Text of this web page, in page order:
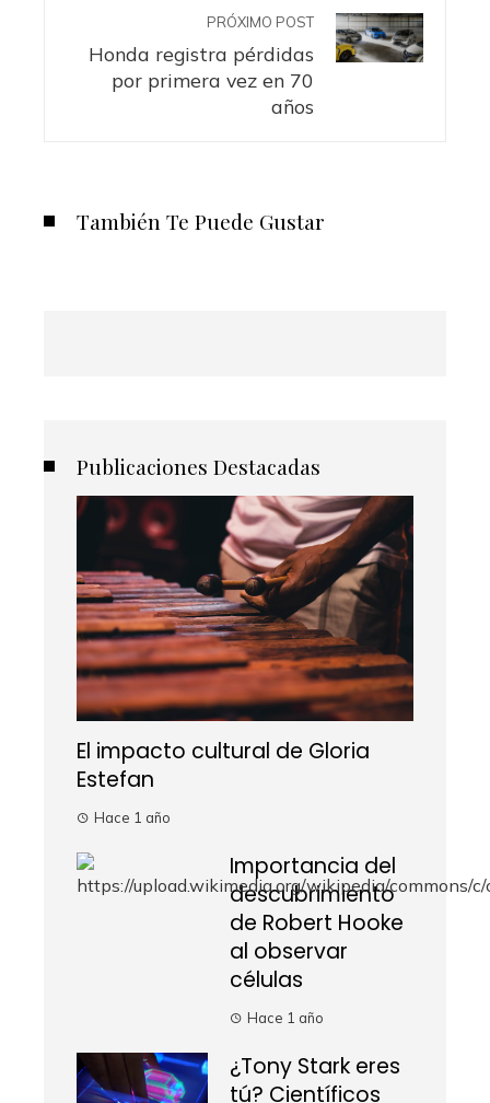
PRÓXIMO POST
Honda registra pérdidas
por primera vez en 70
años
También Te Puede Gustar
Publicaciones Destacadas
El impacto cultural de Gloria
Estefan
Hace 1 año
Importancia del
descubrimiento
de Robert Hooke
al observar
células
Hace 1 año
¿Tony Stark eres
tú? Científicos